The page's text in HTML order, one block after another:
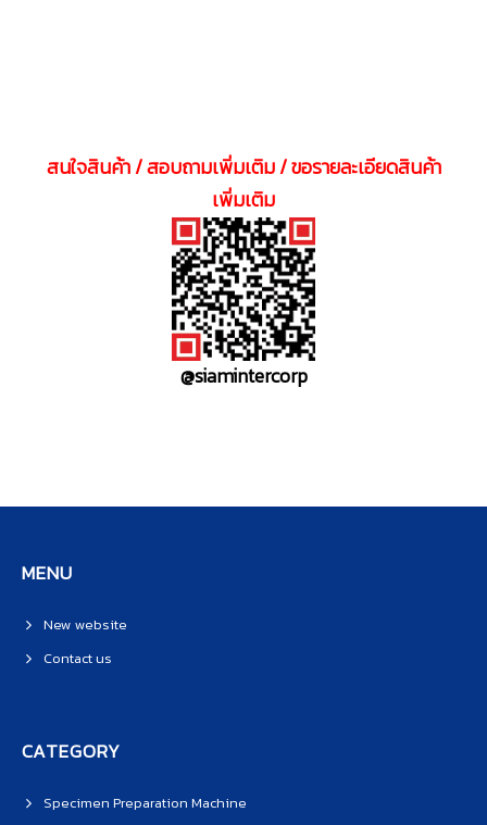
สนใจสินค้า / สอบถามเพิ่มเติม / ขอรายละเอียดสินค้า
เพิ่มเติม
@siamintercorp
MENU
New website
Contact us
CATEGORY
Specimen Preparation Machine